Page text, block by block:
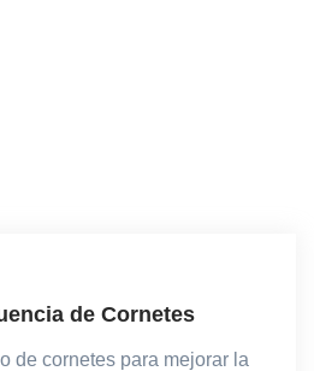
de Cornetes
de cornetes para mejorar la